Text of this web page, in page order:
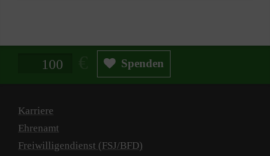
Spendenbetrag in Euro Spenden
Karriere
Ehrenamt
Freiwilligendienst (FSJ/BFD)